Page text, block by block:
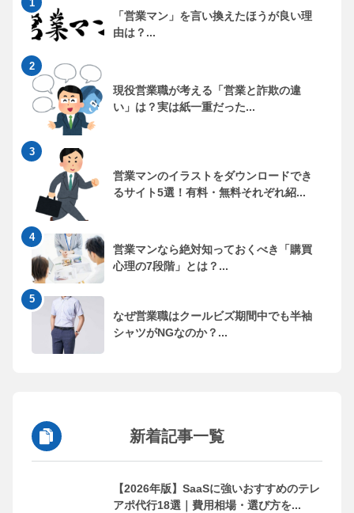
「営業マン」を言い換えたほうが良い理
由は？...
現役営業職が考える「営業と詐欺の違
い」は？実は紙一重だった...
営業マンのイラストをダウンロードでき
るサイト5選！有料・無料それぞれ紹...
営業マンなら絶対知っておくべき「購買
心理の7段階」とは？...
なぜ営業職はクールビズ期間中でも半袖
シャツがNGなのか？...
新着記事一覧
【2026年版】SaaSに強いおすすめのテレ
アポ代行18選｜費用相場・選び方を...